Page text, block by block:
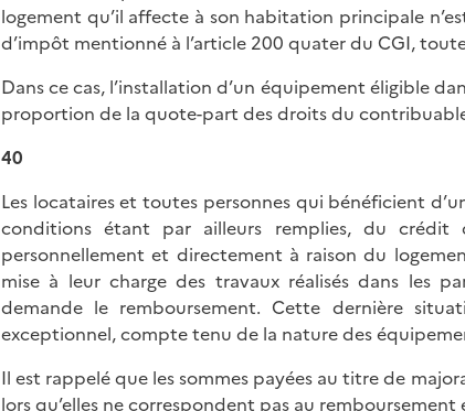
logement qu’il affecte à son habitation principale
d’impôt mentionné à l’article 200 quater du CGI,
Dans ce cas, l’installation d’un équipement éligible
proportion de la quote-part des droits du
40
Les locataires et toutes personnes qui bénéficient
conditions étant par ailleurs remplies, du crédit
personnellement et directement à raison du
mise à leur charge des travaux réalisés dans les
demande le remboursement. Cette dernière
exceptionnel, compte tenu de la nature des
Il est rappelé que les sommes payées au titre de
lors qu’elles ne correspondent pas au